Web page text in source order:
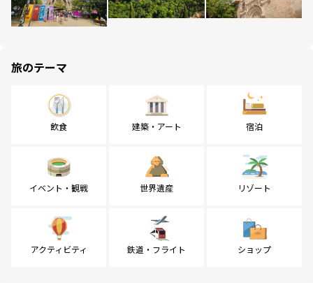
旅のテーマ
飲食 建築・アート 宿泊
イベント・観戦 世界遺産 リゾート
アクティビティ 鉄道・フライト ショップ